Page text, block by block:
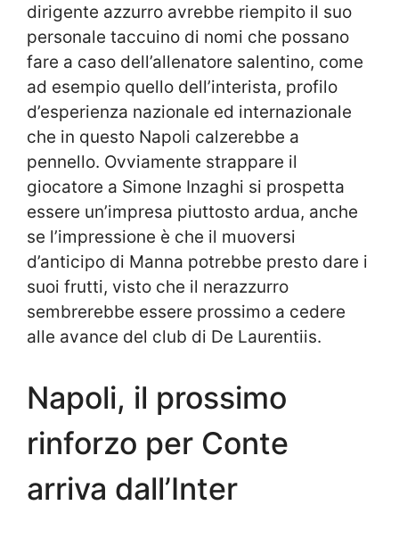
dirigente azzurro avrebbe riempito il suo
personale taccuino di nomi che possano
fare a caso dell’allenatore salentino, come
ad esempio quello dell’interista, profilo
d’esperienza nazionale ed internazionale
che in questo Napoli calzerebbe a
pennello. Ovviamente strappare il
giocatore a Simone Inzaghi si prospetta
essere un’impresa piuttosto ardua, anche
se l’impressione è che il muoversi
d’anticipo di Manna potrebbe presto dare i
suoi frutti, visto che il nerazzurro
sembrerebbe essere prossimo a cedere
alle avance del club di De Laurentiis.
Napoli, il prossimo
rinforzo per Conte
arriva dall’Inter